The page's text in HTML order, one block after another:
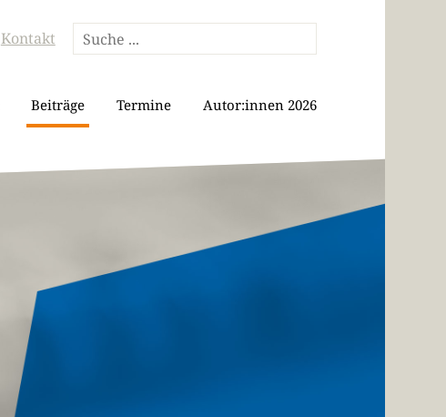
Kontakt
Beiträge Termine Autor:innen 2026